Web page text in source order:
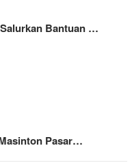
Bantuan …
Pasar…